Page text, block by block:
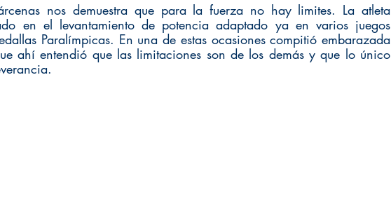
nos demuestra que para la fuerza no hay limites. La atleta
en el levantamiento de potencia adaptado ya en varios juegos
Paralímpicas. En una de estas ocasiones compitió embarazada
ahí entendió que las limitaciones son de los demás y que lo único